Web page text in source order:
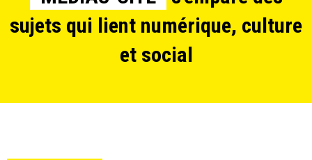
sujets qui lient numérique, culture
et social